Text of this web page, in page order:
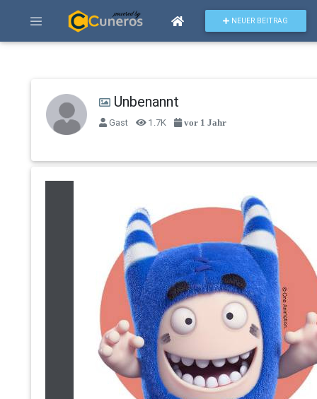
NEUER BEITRAG
Unbenannt
Gast 1.7K vor 1 Jahr